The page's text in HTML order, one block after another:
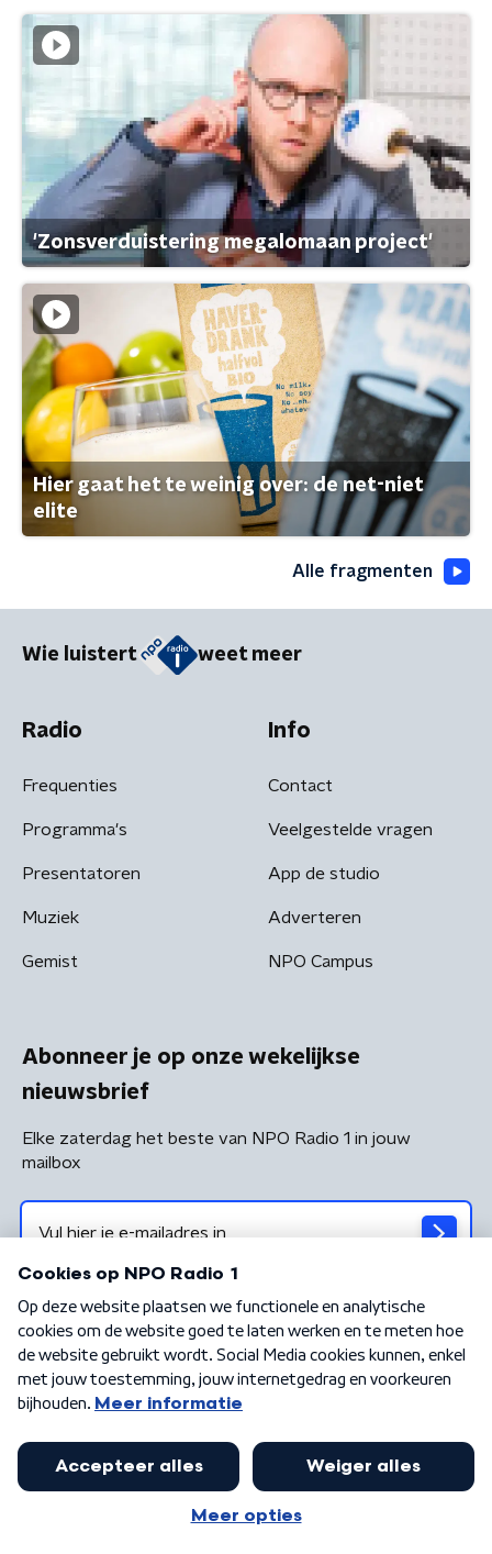
'Zonsverduistering megalomaan project'
Hier gaat het te weinig over: de net-niet
elite
Alle fragmenten
Wie luistert weet meer
Radio
Frequenties
Programma's
Presentatoren
Muziek
Gemist
Info
Contact
Veelgestelde vragen
App de studio
Adverteren
NPO Campus
Abonneer je op onze wekelijkse
nieuwsbrief
Elke zaterdag het beste van NPO Radio 1 in jouw
mailbox
Algemene voorwaarden Privacybeleid